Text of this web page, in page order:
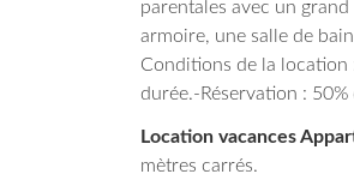
parentales avec un
armoire, une salle de
Conditions de la
durée.-Réservation :
Location vacances
mètres carrés.